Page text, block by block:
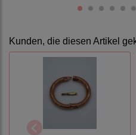
Kunden, die diesen Artikel